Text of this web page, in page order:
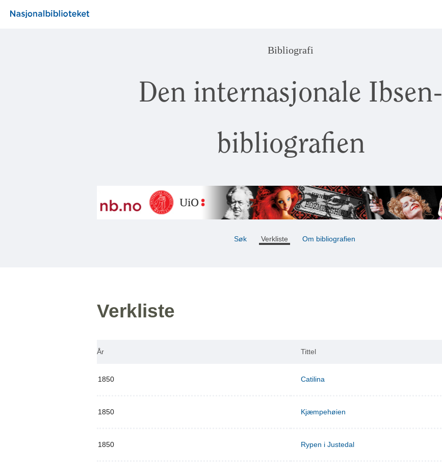
Bibliografi
Den internasjonale Ibsen-
bibliografien
Søk Verkliste Om bibliografien
Verkliste
År Tittel
1850 Catilina
1850 Kjæmpehøien
1850 Rypen i Justedal